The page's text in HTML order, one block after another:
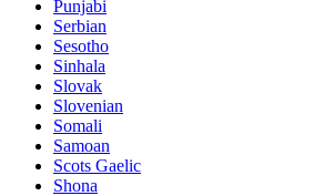
Punjabi
Serbian
Sesotho
Sinhala
Slovak
Slovenian
Somali
Samoan
Scots Gaelic
Shona